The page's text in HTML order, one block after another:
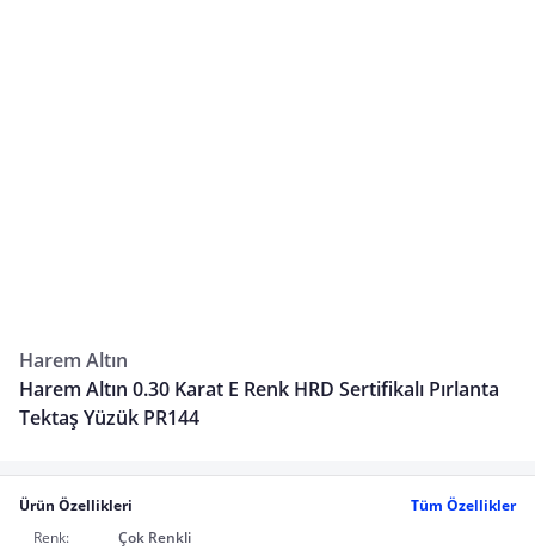
Harem Altın
Harem Altın 0.30 Karat E Renk HRD Sertifikalı Pırlanta
Tektaş Yüzük PR144
Ürün Özellikleri
Tüm Özellikler
Renk:
Çok Renkli